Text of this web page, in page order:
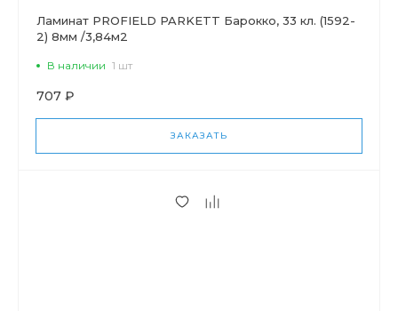
Ламинат PROFIELD PARKETT Барокко, 33 кл. (1592-
2) 8мм /3,84м2
В наличии 1 шт
707 ₽
ЗАКАЗАТЬ